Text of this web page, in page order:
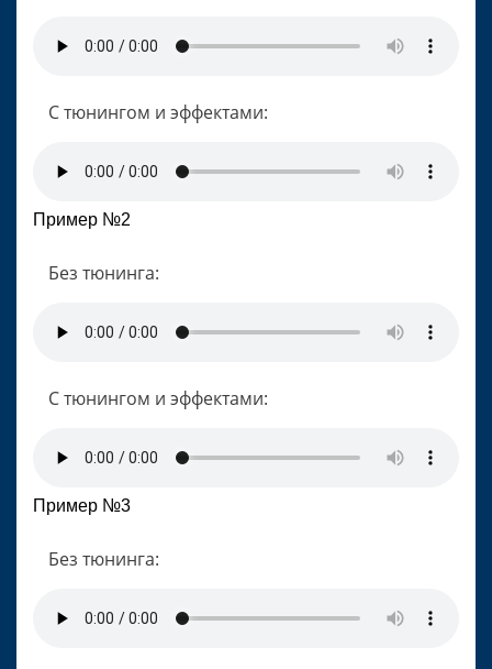
С тюнингом и эффектами:
Пример №2
Без тюнинга:
С тюнингом и эффектами:
Пример №3
Без тюнинга: